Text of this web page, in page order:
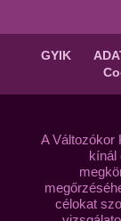
GYIK
A Változókor
kínál
célokat